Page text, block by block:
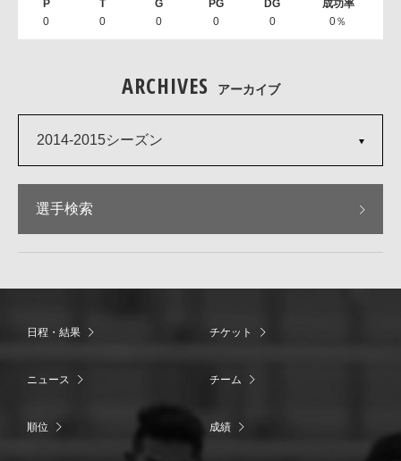
0 0 0 0 0 0％
ARCHIVES アーカイブ
2014-2015シーズン
選手検索
日程・結果 チケット
ニュース チーム
順位 成績